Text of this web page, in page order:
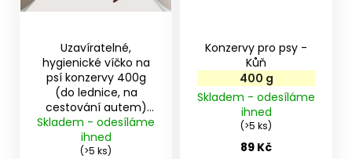
u
Uzavíratelné,
hygienické víčko na
psí konzervy 400g
(do lednice, na
cestování autem)
1 ks
Skladem - odesíláme
ihned
(>5 ks)
Konzervy pro psy -
400 g
Skladem - odesíláme
ihned
(>5 ks)
89 Kč
o